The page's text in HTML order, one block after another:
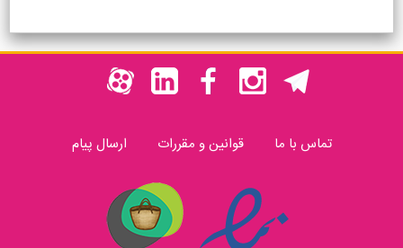
تماس با ما قوانین و مقررات ارسال پیام